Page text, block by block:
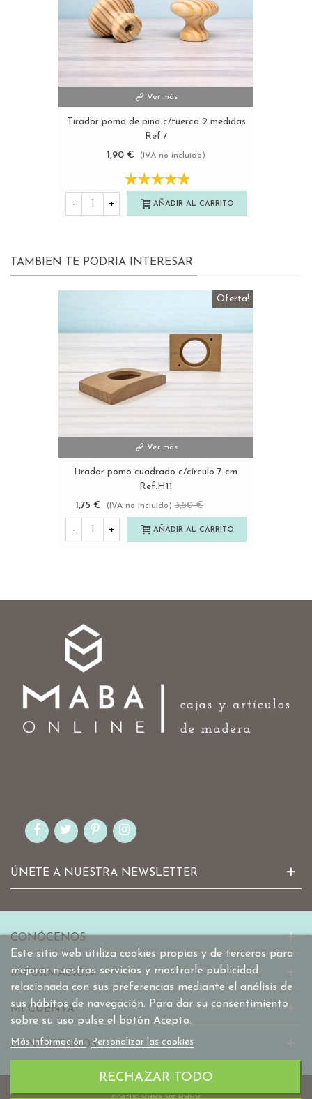
Ver más
Tirador pomo de pino c/tuerca 2 medidas
Ref.7
1,90 €
(IVA no incluido)
- + AÑADIR AL CARRITO
TAMBIEN TE PODRIA INTERESAR
Oferta!
Ver más
Tirador pomo cuadrado c/círculo 7 cm.
Ref.H11
1,75 €
(IVA no incluido) 3,50 €
- + AÑADIR AL CARRITO
ÚNETE A NUESTRA NEWSLETTER
Este sitio web utiliza cookies propias y de terceros para
mejorar nuestros servicios y mostrarle publicidad
relacionada con sus preferencias mediante el análisis de
sus hábitos de navegación. Para dar su consentimiento
sobre su uso pulse el botón Acepto.
Más información Personalizar las cookies
RECHAZAR TODO
CONÓCENOS
INFORMACIÓN
MI CUENTA
CONTÁCTANOS